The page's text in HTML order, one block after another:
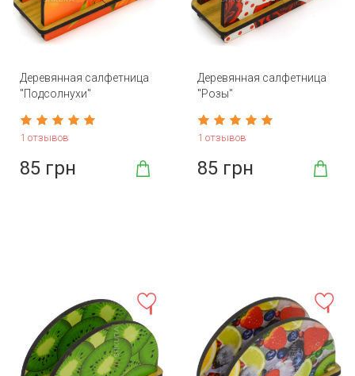
Деревянная салфетница
"Подсолнухи"
1 отзывов
85 грн
Деревянная салфетница
"Розы"
1 отзывов
85 грн